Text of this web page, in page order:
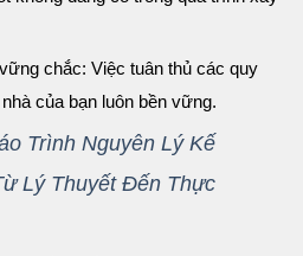
chắc: Việc tuân thủ các quy
của bạn luôn bền vững.
Trình Nguyên Lý Kế
Lý Thuyết Đến Thực